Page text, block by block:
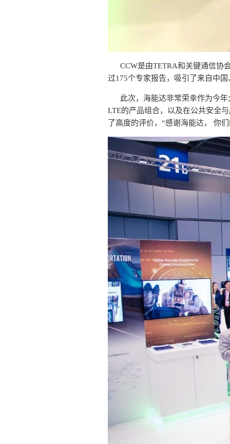
CCW是由TETRA和关键通信协
过175个专家报告，吸引了来自中
此次，海能达非常荣幸作为今
LTE的产品组合，以及在公共安全
了高度的评价，“感谢海能达， 你